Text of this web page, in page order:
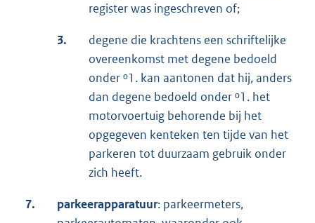
register was ingeschreven of;
3.
degene die krachtens een schriftelijke
overeenkomst met degene bedoeld
onder ᵒ1. kan aantonen dat hij, anders
dan degene bedoeld onder ᵒ1. het
motorvoertuig behorende bij het
opgegeven kenteken ten tijde van het
parkeren tot duurzaam gebruik onder
zich heeft.
7. parkeerapparatuur: parkeermeters,